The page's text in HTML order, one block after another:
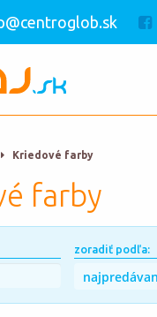
Kriedové farby
farby
zoradiť podľa: